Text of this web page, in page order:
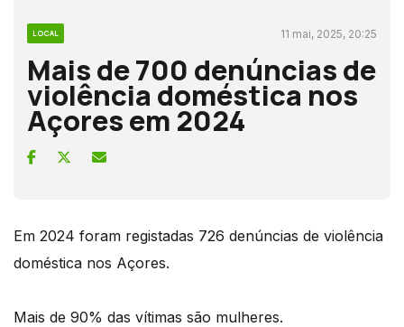
LOCAL 11 mai, 2025, 20:25
Mais de 700 denúncias de
violência doméstica nos
Açores em 2024
Em 2024 foram registadas 726 denúncias de violência
doméstica nos Açores.
Mais de 90% das vítimas são mulheres.